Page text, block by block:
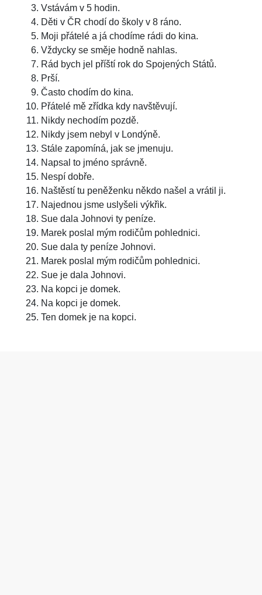
Vstávám v 5 hodin.
Děti v ČR chodí do školy v 8 ráno.
Moji přátelé a já chodíme rádi do kina.
Vždycky se směje hodně nahlas.
Rád bych jel příští rok do Spojených Států.
Prší.
Často chodím do kina.
Přátelé mě zřídka kdy navštěvují.
Nikdy nechodím pozdě.
Nikdy jsem nebyl v Londýně.
Stále zapomíná, jak se jmenuju.
Napsal to jméno správně.
Nespí dobře.
Naštěstí tu peněženku někdo našel a vrátil ji.
Najednou jsme uslyšeli výkřik.
Sue dala Johnovi ty peníze.
Marek poslal mým rodičům pohlednici.
Sue dala ty peníze Johnovi.
Marek poslal mým rodičům pohlednici.
Sue je dala Johnovi.
Na kopci je domek.
Na kopci je domek.
Ten domek je na kopci.